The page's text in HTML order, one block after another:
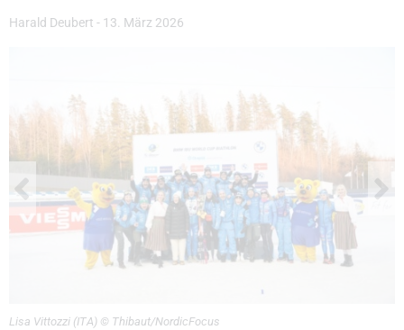
Harald Deubert - 13. März 2026
Lisa Vittozzi (ITA) © Thibaut/NordicFocus